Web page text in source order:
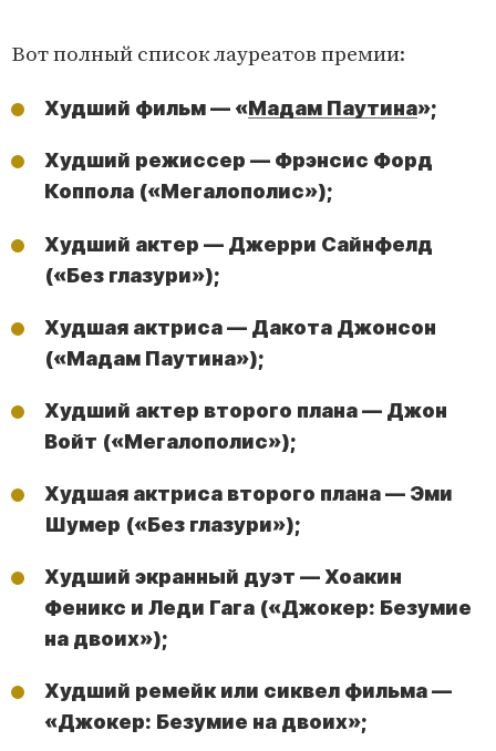
Вот полный список лауреатов премии:
Худший фильм — «Мадам Паутина»;
Худший режиссер — Фрэнсис Форд
Коппола («Мегалополис»);
Худший актер — Джерри Сайнфелд
(«Без глазури»);
Худшая актриса — Дакота Джонсон
(«Мадам Паутина»);
Худший актер второго плана — Джон
Войт («Мегалополис»);
Худшая актриса второго плана — Эми
Шумер («Без глазури»);
Худший экранный дуэт — Хоакин
Феникс и Леди Гага («Джокер: Безумие
на двоих»);
Худший ремейк или сиквел фильма —
«Джокер: Безумие на двоих»;